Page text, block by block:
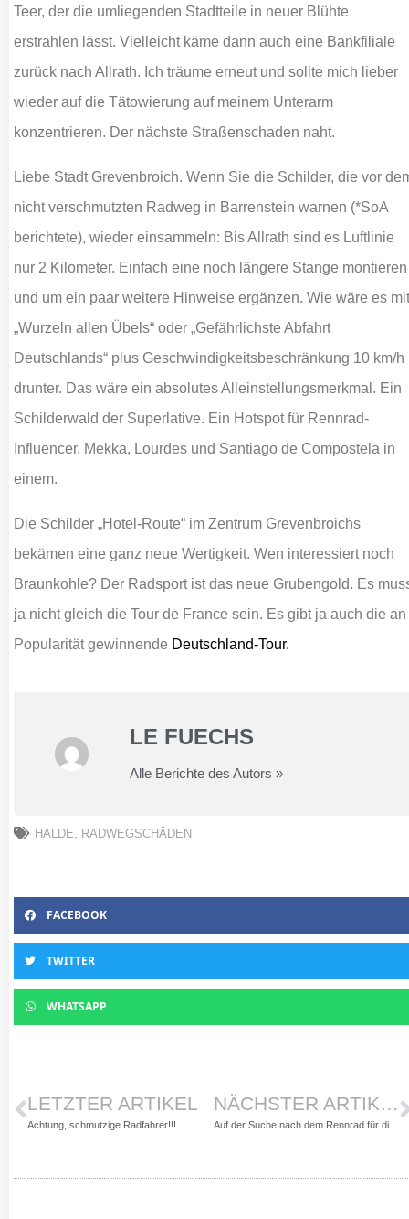
Teer, der die umliegenden Stadtteile in neuer Blühte
erstrahlen lässt. Vielleicht käme dann auch eine Bankfiliale
zurück nach Allrath. Ich träume erneut und sollte mich lieber
wieder auf die Tätowierung auf meinem Unterarm
konzentrieren. Der nächste Straßenschaden naht.
Liebe Stadt Grevenbroich. Wenn Sie die Schilder, die vor
nicht verschmutzten Radweg in Barrenstein warnen (*SoA
berichtete), wieder einsammeln: Bis Allrath sind es Luftlinie
nur 2 Kilometer. Einfach eine noch längere Stange montieren
und um ein paar weitere Hinweise ergänzen. Wie wäre es mit
„Wurzeln allen Übels“ oder „Gefährlichste Abfahrt
Deutschlands“ plus Geschwindigkeitsbeschränkung 10 km/h
drunter. Das wäre ein absolutes Alleinstellungsmerkmal. Ein
Schilderwald der Superlative. Ein Hotspot für Rennrad-
Influencer. Mekka, Lourdes und Santiago de Compostela in
einem.
Die Schilder „Hotel-Route“ im Zentrum Grevenbroichs
bekämen eine ganz neue Wertigkeit. Wen interessiert noch
Braunkohle? Der Radsport ist das neue Grubengold. Es
ja nicht gleich die Tour de France sein. Es gibt ja auch die an
Popularität gewinnende Deutschland-Tour.
LE FUECHS
Alle Berichte des Autors »
HALDE RADWEGSCHÄDEN
FACEBOOK
TWITTER
WHATSAPP
LETZTER ARTIKEL
Achtung, schmutzige Radfahrer!!! Auf der Suche nach dem Rennrad für die ganze Familie